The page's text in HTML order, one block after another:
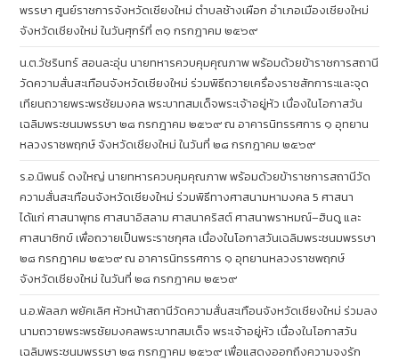
พรรษา ศูนย์ราชการจังหวัดเชียงใหม่ ตำบลช้างเผือก อำเภอเมืองเชียงใหม่
จังหวัดเชียงใหม่ ในวันศุกร์ที่ ๓๑ กรกฎาคม ๒๕๖๙
น.ต.วัชรินทร์ สอนละอุ่น นายทหารควบคุมคุณภาพ พร้อมด้วยข้าราชการสถานี
วัดความสั่นสะเทือนจังหวัดเชียงใหม่ ร่วมพิธีถวายเครื่องราชสักการะและจุด
เทียนถวายพระพรชัยมงคล พระบาทสมเด็จพระเจ้าอยู่หัว เนื่องในโอกาสวัน
เฉลิมพระชนมพรรษา ๒๘ กรกฎาคม ๒๕๖๙ ณ อาคารนิทรรศการ ๑ อุทยาน
หลวงราชพฤกษ์ จังหวัดเชียงใหม่ ในวันที่ ๒๘ กรกฎาคม ๒๕๖๙
ร.อ.นิพนธ์ ดงใหญ่ นายทหารควบคุมคุณภาพ พร้อมด้วยข้าราชการสถานีวัด
ความสั่นสะเทือนจังหวัดเชียงใหม่ ร่วมพิธีทางศาสนามหามงคล 5 ศาสนา
ได้แก่ ศาสนาพุทธ ศาสนาอิสลาม ศาสนาคริสต์ ศาสนาพราหมณ์–ฮินดู และ
ศาสนาซิกข์ เพื่อถวายเป็นพระราชกุศล เนื่องในโอกาสวันเฉลิมพระชนมพรรษา
๒๘ กรกฎาคม ๒๕๖๙ ณ อาคารนิทรรศการ ๑ อุทยานหลวงราชพฤกษ์
จังหวัดเชียงใหม่ ในวันที่ ๒๘ กรกฎาคม ๒๕๖๙
น.อ.พัลลภ พยัคเลิศ หัวหน้าสถานีวัดความสั่นสะเทือนจังหวัดเชียงใหม่ ร่วมลง
นามถวายพระพรชัยมงคลพระบาทสมเด็จ พระเจ้าอยู่หัว เนื่องในโอกาสวัน
เฉลิมพระชนมพรรษา ๒๘ กรกฎาคม ๒๕๖๙ เพื่อแสดงออกถึงความจงรัก